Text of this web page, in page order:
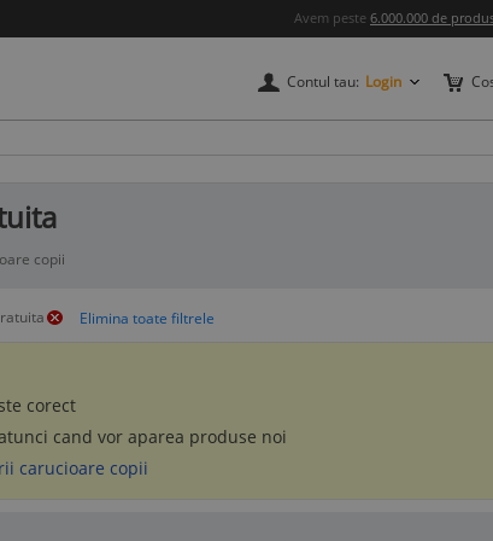
Avem peste 6.000.000 de
Contul tau: Login
copii
corect
cand vor aparea produse noi
carucioare copii